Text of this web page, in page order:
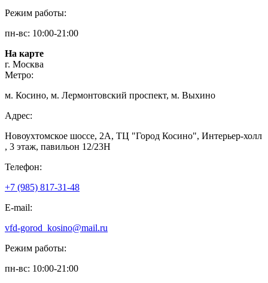
Режим работы:
пн-вс: 10:00-21:00
На карте
г. Москва
Метро:
м. Косино, м. Лермонтовский проспект, м. Выхино
Адрес:
Новоухтомское шоссе, 2А, ТЦ "Город Косино", Интерьер-холл
, 3 этаж, павильон 12/23Н
Телефон:
+7 (985) 817-31-48
E-mail:
vfd-gorod_kosino@mail.ru
Режим работы:
пн-вс: 10:00-21:00